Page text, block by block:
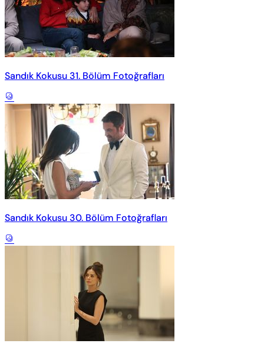
Sandık Kokusu 31. Bölüm Fotoğrafları
Sandık Kokusu 30. Bölüm Fotoğrafları